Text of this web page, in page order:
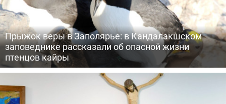
Прыжок веры в Заполярье: в Кандалакшском
заповеднике рассказали об опасной жизни
птенцов кайры